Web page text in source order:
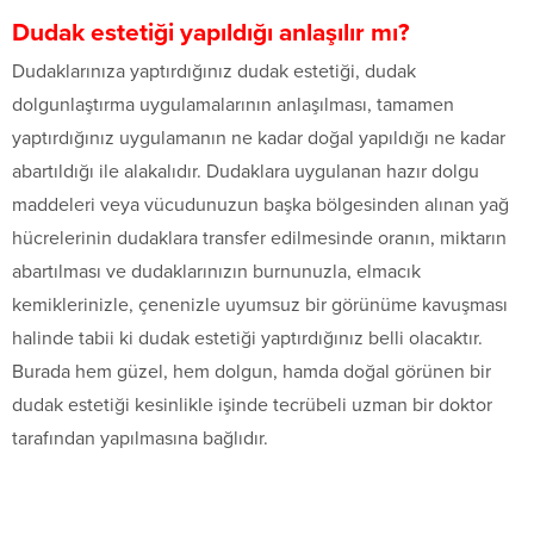
Dudak estetiği yapıldığı anlaşılır mı?
Dudaklarınıza yaptırdığınız dudak estetiği, dudak
dolgunlaştırma uygulamalarının anlaşılması, tamamen
yaptırdığınız uygulamanın ne kadar doğal yapıldığı ne kadar
abartıldığı ile alakalıdır. Dudaklara uygulanan hazır dolgu
maddeleri veya vücudunuzun başka bölgesinden alınan yağ
hücrelerinin dudaklara transfer edilmesinde oranın, miktarın
abartılması ve dudaklarınızın burnunuzla, elmacık
kemiklerinizle, çenenizle uyumsuz bir görünüme kavuşması
halinde tabii ki dudak estetiği yaptırdığınız belli olacaktır.
Burada hem güzel, hem dolgun, hamda doğal görünen bir
dudak estetiği kesinlikle işinde tecrübeli uzman bir doktor
tarafından yapılmasına bağlıdır.